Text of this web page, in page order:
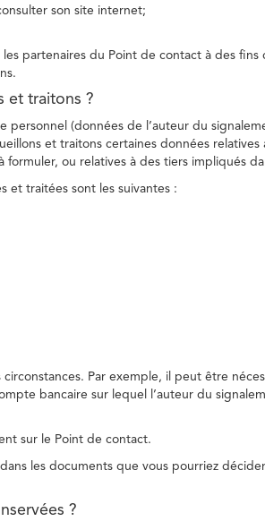
son site internet;
partenaires du Point de contact à des
et traitons ?
personnel (données de l’auteur du
et traitons certaines données relatives
ou relatives à des tiers impliqués
et traitées sont les suivantes :
Par exemple, il peut être
bancaire sur lequel l’auteur du
sur le Point de contact.
les documents que vous pourriez
?